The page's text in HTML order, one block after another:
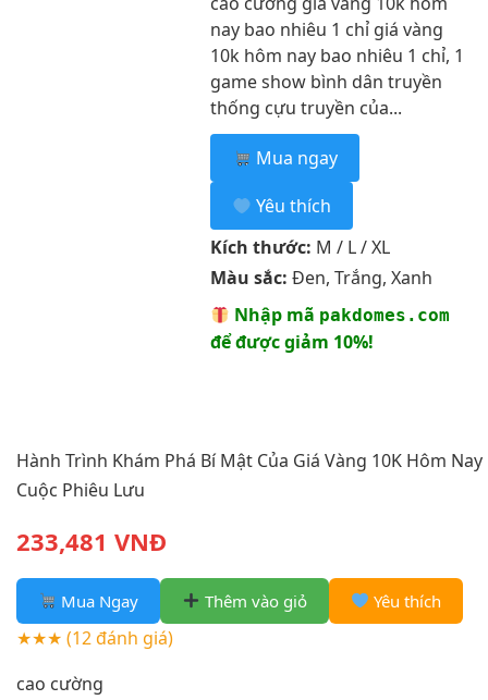
nay bao nhiêu 1 chỉ giá vàng
10k hôm nay bao nhiêu 1 chỉ, 1
game show bình dân truyền
thống cựu truyền của...
Mua ngay
Yêu thích
Kích thước: M / L / XL
Màu sắc: Đen, Trắng, Xanh
Nhập mã pakdomes.com
để được giảm 10%!
Hành Trình Khám Phá Bí Mật Của Giá Vàng 10K Hôm
Cuộc Phiêu Lưu
233,481 VNĐ
Mua Ngay Thêm vào giỏ Yêu thích
★★★ (12 đánh giá)
cao cường